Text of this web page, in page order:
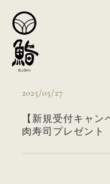
2025/05/27
【新規受付キャ
肉寿司プレゼント